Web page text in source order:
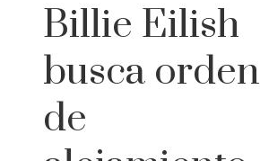
Billie Eilish
busca orden
de